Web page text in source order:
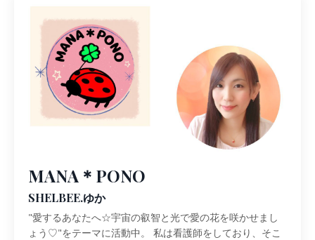
MANA＊PONO
SHELBEE.ゆか
"愛するあなたへ☆宇宙の叡智と光で愛の花を咲かせまし
ょう♡"をテーマに活動中。 私は看護師をしており、そこ